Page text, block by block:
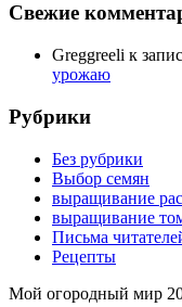
Свежие
Greggreeli к
урожаю
Рубрики
Без рубрики
Выбор семян
выращивание
выращивание
Письма
Рецепты
Мой огородный мир